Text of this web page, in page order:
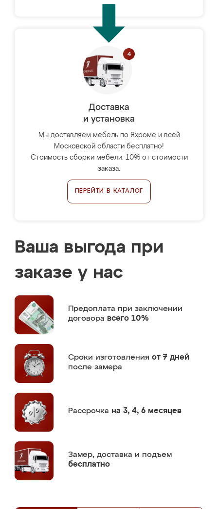
Доставка
и установка
Мы доставляем мебель по Яхроме и всей
Московской области бесплатно!
Стоимость сборки мебели: 10% от стоимости
заказа.
ПЕРЕЙТИ В КАТАЛОГ
Ваша выгода при
заказе у нас
Предоплата при заключении
договора всего 10%
Сроки изготовления от 7 дней
после замера
Рассрочка на 3, 4, 6 месяцев
Замер, доставка и подъем
бесплатно